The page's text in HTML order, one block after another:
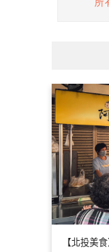
【北投美